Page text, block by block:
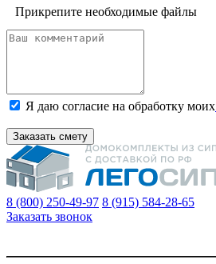
Прикрепите необходимые файлы
Я даю согласие на обработку моих
Заказать смету
8 (800) 250-49-97 8 (915) 584-28-65
Заказать звонок